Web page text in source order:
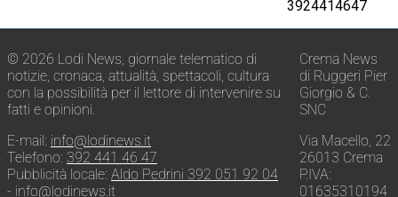
3924414647
© 2026 Lodi News, giornale telematico di
notizie, cronaca, attualità, spettacoli, cultura
con la possibilità per il lettore di intervenire su
fatti e opinioni.
E-mail: info@lodinews.it
Telefono: 392 441 46 47
Pubblicità locale: Aldo Pedrini 392 051 92 04
- info@lodinews.it
Crema News
di Ruggeri Pier
Giorgio & C.
SNC
Via Macello, 22
26013 Crema
P.IVA:
01635310194